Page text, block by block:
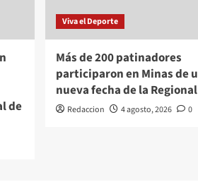
de
Viva el Deporte
Más de 200 patinadores
participaron en Minas de
nueva fecha de la
Redaccion 4 agosto, 2026 0